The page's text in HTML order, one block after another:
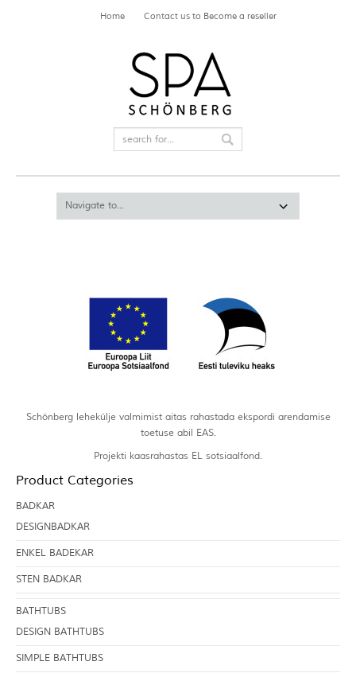
Home Contact us to Become a reseller
Schönberg lehekülje valmimist aitas rahastada ekspordi arendamise
toetuse abil EAS.
Projekti kaasrahastas EL sotsiaalfond.
Product Categories
BADKAR
DESIGNBADKAR
ENKEL BADEKAR
STEN BADKAR
BATHTUBS
DESIGN BATHTUBS
SIMPLE BATHTUBS